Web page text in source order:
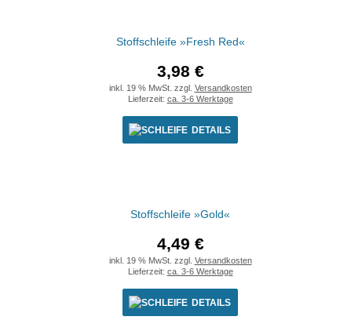
Stoffschleife »Fresh Red«
3,98 €
inkl. 19 % MwSt. zzgl. Versandkosten
Lieferzeit: ca. 3-6 Werktage
DETAILS
Stoffschleife »Gold«
4,49 €
inkl. 19 % MwSt. zzgl. Versandkosten
Lieferzeit: ca. 3-6 Werktage
DETAILS